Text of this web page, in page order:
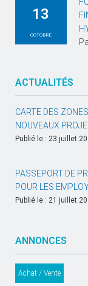
13
OCTOBRE
ACTUALITÉS
CARTE DES
NOUVEAUX
Publié le : 23 juillet
PASSEPORT DE
POUR LES
Publié le : 21 juillet
ANNONCES
Achat / Vente